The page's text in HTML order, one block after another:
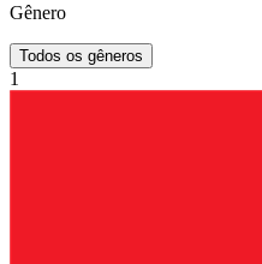
Gênero
Todos os gêneros
1